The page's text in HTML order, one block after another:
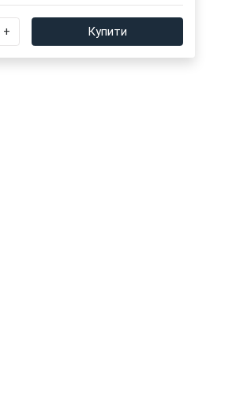
+ Купити